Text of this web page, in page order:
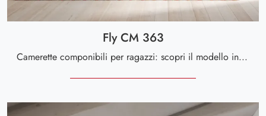
Fly CM 363
Camerette componibili per ragazzi: scopri il modello in melaminico Fly CM 363 di Giessegi per stanzette moderne.